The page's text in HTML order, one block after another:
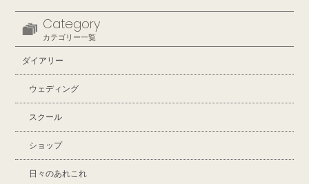
Category
カテゴリー一覧
ダイアリー
ウェディング
スクール
ショップ
日々のあれこれ